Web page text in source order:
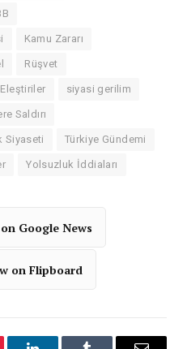
Kamu Zararı
Rüşvet
siyasi gerilim
Saldırı
Siyaseti Türkiye Gündemi
Yolsuzluk İddiaları
Google News
on Flipboard